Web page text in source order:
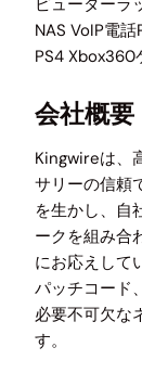
ピューターラ
NAS VoIP電
PS4 Xbox360
会社概要
Kingwireは、
サリーの信頼
を生かし、自
ークを組み合
にお応えして
パッチコード
必要不可欠な
す。